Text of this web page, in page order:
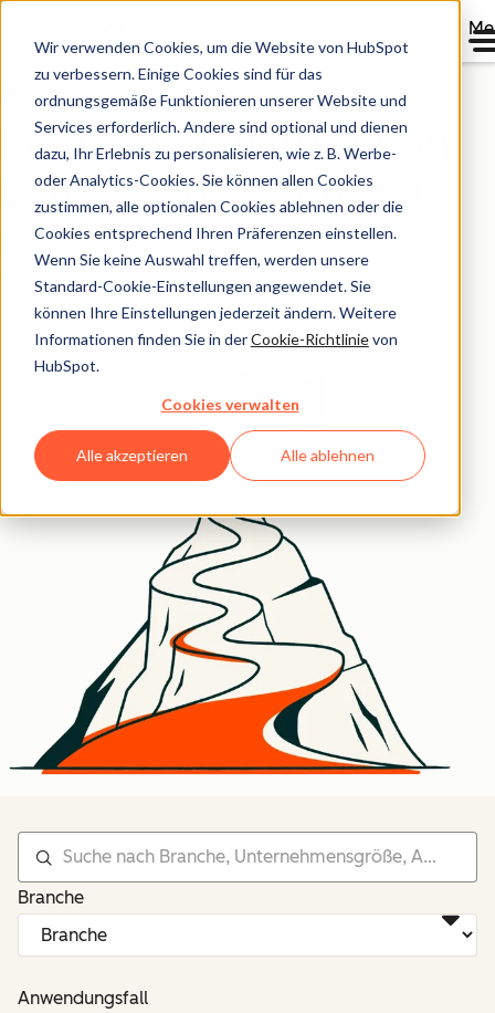
Wir verwenden Cookies, um die Website von HubSpot
zu verbessern. Einige Cookies sind für das
ordnungsgemäße Funktionieren unserer Website und
Services erforderlich. Andere sind optional und dienen
dazu, Ihr Erlebnis zu personalisieren, wie z. B. Werbe-
oder Analytics-Cookies. Sie können allen Cookies
zustimmen, alle optionalen Cookies ablehnen oder die
Cookies entsprechend Ihren Präferenzen einstellen.
Wenn Sie keine Auswahl treffen, werden unsere
Standard-Cookie-Einstellungen angewendet. Sie
können Ihre Einstellungen jederzeit ändern. Weitere
Informationen finden Sie in derCookie-Richtlinievon
HubSpot.
Cookies verwalten
Alle akzeptieren Alle ablehnen
Fallstudien-Startseite
Echtes Wachstum von
echten Unternehmen
So wachsen zahlreiche Unternehmen bereits nachhaltig
mit HubSpot.
Branche
Anwendungsfall